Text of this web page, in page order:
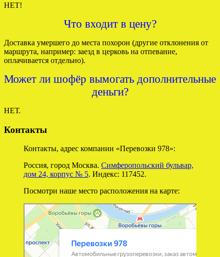
НЕТ!
Что входит в цену?
Доставка умершего до места похорон (другие отклонения от
маршрута, например: заезд в церковь на отпевание,
оплачивается отдельно).
Может ли шофёр вымогать дополнительные
деньги?
НЕТ.
Контакты
Контакты, адрес компании «Перевозки 978»:
Россия, город Москва. Симферопольский бульвар,
дом 24, корпус № 5. Индекс: 117452.
Посмотри наше место расположения на карте:
Перевозки 978
Перевозка негабаритных грузов в Москве
Автомобильные грузоперевозки в Москве